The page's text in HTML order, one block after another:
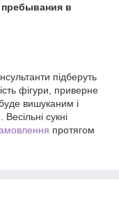
пребывания в
підберуть
фігури, приверне
вишуканим і
сукні
протягом